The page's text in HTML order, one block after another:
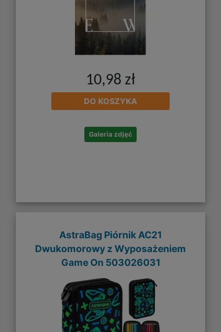
10,98 zł
DO KOSZYKA
Galeria zdjęć
AstraBag Piórnik AC21
Dwukomorowy z Wyposażeniem
Game On 503026031